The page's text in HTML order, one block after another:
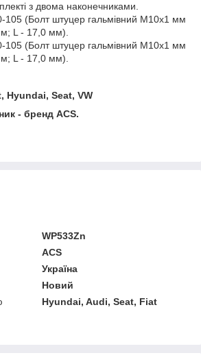
з двома наконечниками.
105 (Болт штуцер гальмівний М10х1 мм
L - 17,0 мм).
105 (Болт штуцер гальмівний М10х1 мм
L - 17,0 мм).
Hyundai, Seat, VW
- бренд ACS.
WP533Zn
ACS
Україна
Новий
Hyundai, Audi, Seat, Fiat